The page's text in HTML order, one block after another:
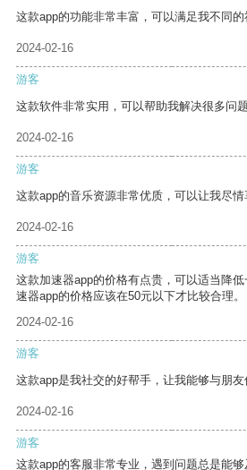
这款app的功能非常丰富，可以满足我不同的
2024-02-16
游客
这款软件非常实用，可以帮助我解决很多问题
2024-02-16
游客
这款app的音乐资源非常优质，可以让我尽情
2024-02-16
游客
这款加速器app的价格有点贵，可以适当降
速器app的价格应该在50元以下才比较合理。
2024-02-16
游客
这款app是我社交的好帮手，让我能够与朋友
2024-02-16
游客
这款app的客服非常专业，遇到问题总是能